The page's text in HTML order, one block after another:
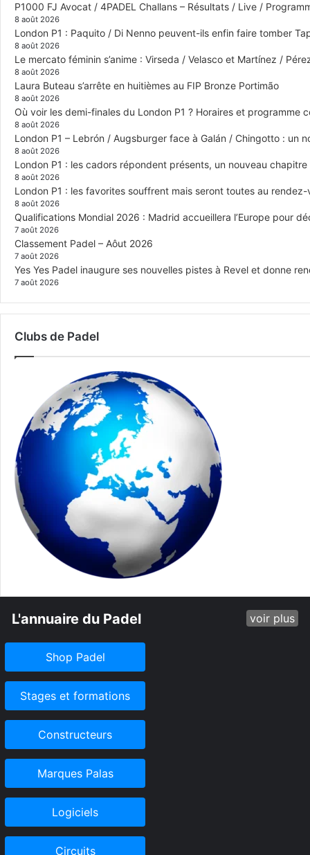
P1000 FJ Avocat / 4PADEL Challans – Résultats / Live /
8 août 2026
London P1 : Paquito / Di Nenno peuvent-ils enfin faire tomber
8 août 2026
Le mercato féminin s’anime : Virseda / Velasco et Martínez /
8 août 2026
Laura Buteau s’arrête en huitièmes au FIP Bronze Portimão
8 août 2026
Où voir les demi-finales du London P1 ? Horaires et programme
8 août 2026
London P1 – Lebrón / Augsburger face à Galán / Chingotto : un
8 août 2026
London P1 : les cadors répondent présents, un nouveau
8 août 2026
London P1 : les favorites souffrent mais seront toutes au
8 août 2026
Qualifications Mondial 2026 : Madrid accueillera l’Europe pour
7 août 2026
Classement Padel – Aôut 2026
7 août 2026
Yes Yes Padel inaugure ses nouvelles pistes à Revel et donne
7 août 2026
Clubs de Padel
L'annuaire du Padel voir plus
Shop Padel
Stages et formations
Constructeurs
Marques Palas
Logiciels
Circuits